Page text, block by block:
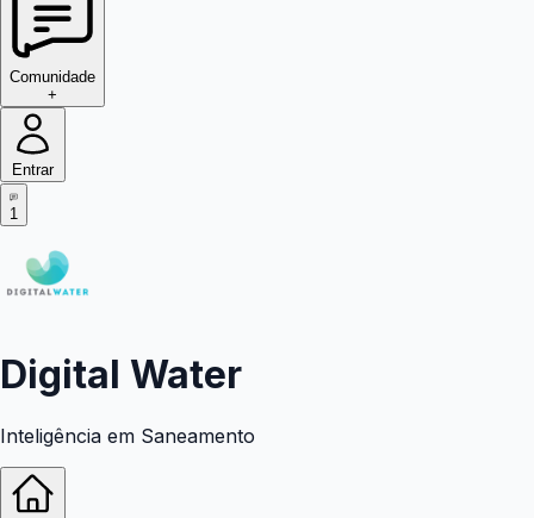
Comunidade
+
Entrar
1
Digital Water
Inteligência em Saneamento